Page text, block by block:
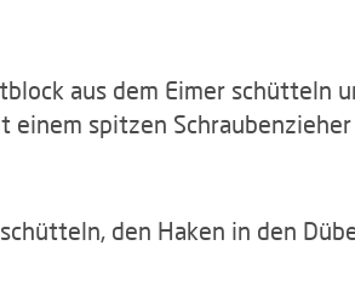
aus dem Eimer schütteln
spitzen
den Haken in den